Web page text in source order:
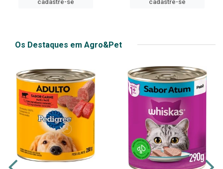
cadastre-se cadastre-se
Os Destaques em Agro&Pet